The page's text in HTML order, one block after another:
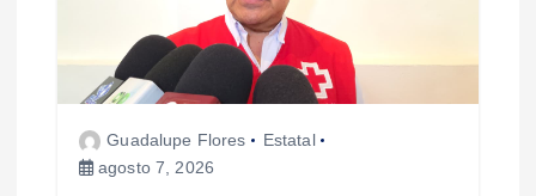
Guadalupe Flores
Estatal
agosto 7, 2026